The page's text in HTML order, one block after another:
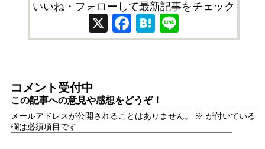
いいね・フォローして最新記事をチェック
X Facebook
Hatena
コメント受付中
この記事への意見や感想をどうぞ！
メールアドレスが公開されることはありません。 ※ が付いている
欄は必須項目です